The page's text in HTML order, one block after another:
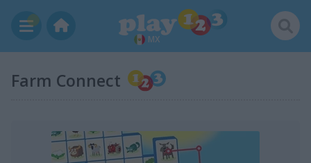
MX
Farm Connect